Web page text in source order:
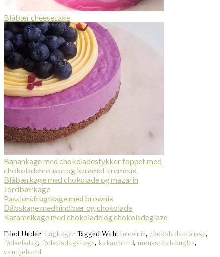
Blåbær cheesecake
Banankage med chokoladestykker toppet med
chokolademousse og karamel-cremeux
Blåbærkage med chokolade og mazarin
Jordbærkage
Passionsfrugtkage med brownie
Dåbskage med hindbær og chokolade
Karamelkage med chokolade og chokoladeglaze
Filed Under: Lagkager Tagged With: brownie, chokolademousse,
fødselsdag, fødselsdagskage, kakaobund, moussehalvkugler,
vaniljebund